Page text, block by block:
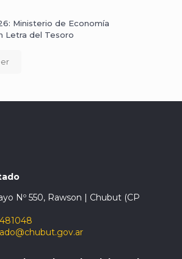
Ministerio de Economía
Letra del Tesoro
Nº 550, Rawson | Chubut (CP